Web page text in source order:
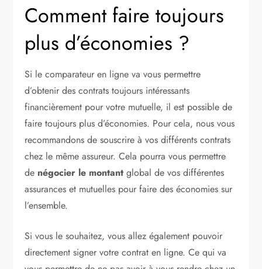
Comment faire toujours
plus d’économies ?
Si le comparateur en ligne va vous permettre
d’obtenir des contrats toujours intéressants
financièrement pour votre mutuelle, il est possible de
faire toujours plus d’économies. Pour cela, nous vous
recommandons de souscrire à vos différents contrats
chez le même assureur. Cela pourra vous permettre
de négocier le montant global de vos différentes
assurances et mutuelles pour faire des économies sur
l’ensemble.
Si vous le souhaitez, vous allez également pouvoir
directement signer votre contrat en ligne. Ce qui va